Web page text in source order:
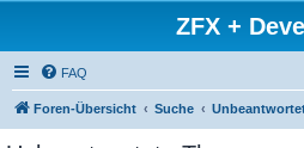
ZFX +
FAQ
Foren-Übersicht Suche